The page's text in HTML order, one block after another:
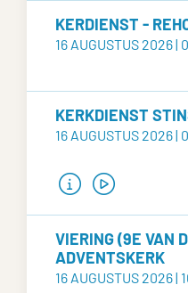
KERDIENST -
16 AUGUSTUS 2026 |
KERKDIENST
16 AUGUSTUS 2026 |
VIERING (9E VAN
ADVENTSKERK
16 AUGUSTUS 2026 |